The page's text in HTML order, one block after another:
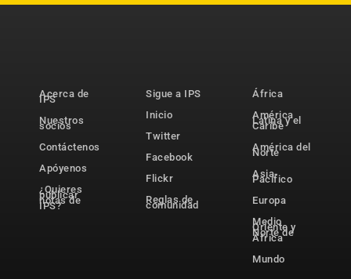
Acerca de
IPS
Nuestros
socios
Contáctenos
Apóyenos
¿Quieres
publicar
notas de
IPS?
Sigue a IPS
Inicio
Twitter
Facebook
Flickr
Reglas de
comunidad
África
América
Latina y el
Caribe
América del
Norte
Asia-
Pacífico
Europa
Medio
Oriente y
Norte de
África
Mundo